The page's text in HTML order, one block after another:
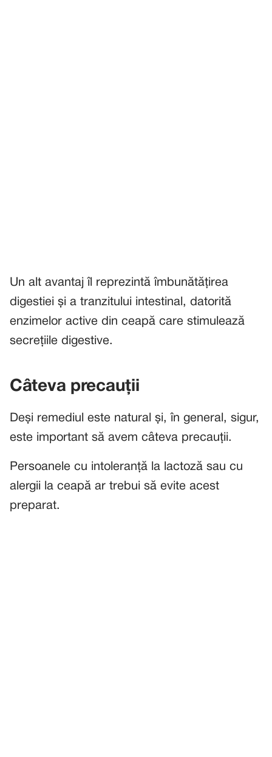
Un alt avantaj îl reprezintă îmbunătățirea
digestiei și a tranzitului intestinal, datorită
enzimelor active din ceapă care stimulează
secrețiile digestive.
Câteva precauții
Deși remediul este natural și, în general, sigur,
este important să avem câteva precauții.
Persoanele cu intoleranță la lactoză sau cu
alergii la ceapă ar trebui să evite acest
preparat.